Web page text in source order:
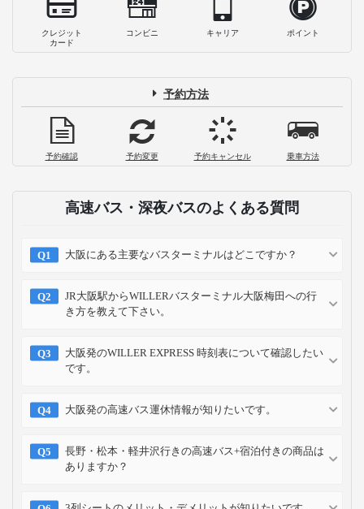
クレジット
カード
コンビニ キャリア ポイント
予約方法
予約確認 予約変更 予約キャンセル 乗車方法
高速バス・深夜バスのよくある質問
大阪にある主要なバスターミナルはどこですか？
JR大阪駅からWILLERバスターミナル大阪梅田への行
き方を教えて下さい。
大阪発のWILLER EXPRESS 時刻表について確認したい
です。
大阪発の高速バス運休情報が知りたいです。
長野・松本・軽井沢行きの高速バス+宿泊付きの商品は
ありますか？